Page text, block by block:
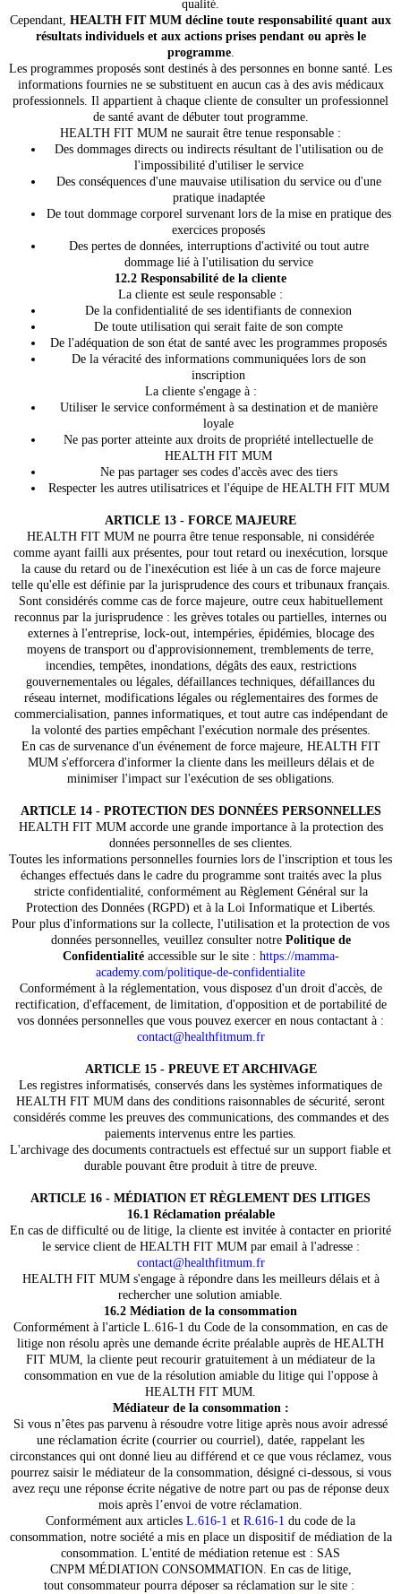
qualité.
Cependant, HEALTH FIT MUM décline toute responsabilité quant aux
résultats individuels et aux actions prises pendant ou après le
programme.
Les programmes proposés sont destinés à des personnes en bonne santé. Les
informations fournies ne se substituent en aucun cas à des avis médicaux
professionnels. Il appartient à chaque cliente de consulter un professionnel
de santé avant de débuter tout programme.
HEALTH FIT MUM ne saurait être tenue responsable :
Des dommages directs ou indirects résultant de l'utilisation ou de
l'impossibilité d'utiliser le service
Des conséquences d'une mauvaise utilisation du service ou d'une
pratique inadaptée
De tout dommage corporel survenant lors de la mise en pratique des
exercices proposés
Des pertes de données, interruptions d'activité ou tout autre
dommage lié à l'utilisation du service
12.2 Responsabilité de la cliente
La cliente est seule responsable :
De la confidentialité de ses identifiants de connexion
De toute utilisation qui serait faite de son compte
De l'adéquation de son état de santé avec les programmes proposés
De la véracité des informations communiquées lors de son
inscription
La cliente s'engage à :
Utiliser le service conformément à sa destination et de manière
loyale
Ne pas porter atteinte aux droits de propriété intellectuelle de
HEALTH FIT MUM
Ne pas partager ses codes d'accès avec des tiers
Respecter les autres utilisatrices et l'équipe de HEALTH FIT MUM
ARTICLE 13 - FORCE MAJEURE
HEALTH FIT MUM ne pourra être tenue responsable, ni considérée
comme ayant failli aux présentes, pour tout retard ou inexécution, lorsque
la cause du retard ou de l'inexécution est liée à un cas de force majeure
telle qu'elle est définie par la jurisprudence des cours et tribunaux français.
Sont considérés comme cas de force majeure, outre ceux habituellement
reconnus par la jurisprudence : les grèves totales ou partielles, internes ou
externes à l'entreprise, lock-out, intempéries, épidémies, blocage des
moyens de transport ou d'approvisionnement, tremblements de terre,
incendies, tempêtes, inondations, dégâts des eaux, restrictions
gouvernementales ou légales, défaillances techniques, défaillances du
réseau internet, modifications légales ou réglementaires des formes de
commercialisation, pannes informatiques, et tout autre cas indépendant de
la volonté des parties empêchant l'exécution normale des présentes.
En cas de survenance d'un événement de force majeure, HEALTH FIT
MUM s'efforcera d'informer la cliente dans les meilleurs délais et de
minimiser l'impact sur l'exécution de ses obligations.
ARTICLE 14 - PROTECTION DES DONNÉES PERSONNELLES
HEALTH FIT MUM accorde une grande importance à la protection des
données personnelles de ses clientes.
Toutes les informations personnelles fournies lors de l'inscription et tous les
échanges effectués dans le cadre du programme sont traités avec la plus
stricte confidentialité, conformément au Règlement Général sur la
Protection des Données (RGPD) et à la Loi Informatique et Libertés.
Pour plus d'informations sur la collecte, l'utilisation et la protection de vos
données personnelles, veuillez consulter notre Politique de
Confidentialitéaccessible sur le site : https://mamma-
academy.com/politique-de-confidentialite
Conformément à la réglementation, vous disposez d'un droit d'accès, de
rectification, d'effacement, de limitation, d'opposition et de portabilité de
vos données personnelles que vous pouvez exercer en nous contactant à :
contact@healthfitmum.fr
ARTICLE 15 - PREUVE ET ARCHIVAGE
Les registres informatisés, conservés dans les systèmes informatiques de
HEALTH FIT MUM dans des conditions raisonnables de sécurité, seront
considérés comme les preuves des communications, des commandes et des
paiements intervenus entre les parties.
L'archivage des documents contractuels est effectué sur un support fiable et
durable pouvant être produit à titre de preuve.
ARTICLE 16 - MÉDIATION ET RÈGLEMENT DES LITIGES
16.1 Réclamation préalable
En cas de difficulté ou de litige, la cliente est invitée à contacter en priorité
le service client de HEALTH FIT MUM par email à l'adresse :
contact@healthfitmum.fr
HEALTH FIT MUM s'engage à répondre dans les meilleurs délais et à
rechercher une solution amiable.
16.2 Médiation de la consommation
Conformément à l'article L.616-1 du Code de la consommation, en cas de
litige non résolu après une demande écrite préalable auprès de HEALTH
FIT MUM, la cliente peut recourir gratuitement à un médiateur de la
consommation en vue de la résolution amiable du litige qui l'oppose à
HEALTH FIT MUM.
Médiateur de la consommation :
Si vous n’êtes pas parvenu à résoudre votre litige après nous avoir adressé
une réclamation écrite (courrier ou courriel), datée, rappelant les
circonstances qui ont donné lieu au différend et ce que vous réclamez, vous
pourrez saisir le médiateur de la consommation, désigné ci-dessous, si vous
avez reçu une réponse écrite négative de notre part ou pas de réponse deux
mois après l’envoi de votre réclamation.
Conformément aux articles L.616-1 et R.616-1 du code de la
consommation, notre société a mis en place un dispositif de médiation de la
consommation. L'entité de médiation retenue est : SAS
CNPM MÉDIATION CONSOMMATION. En cas de litige,
tout consommateur pourra déposer sa réclamation sur le site :